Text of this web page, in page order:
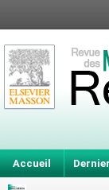
Accueil